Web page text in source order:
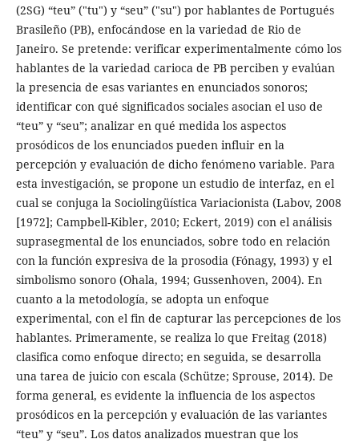
(2SG) “teu” ("tu") y “seu” ("su") por hablantes de Portugués
Brasileño (PB), enfocándose en la variedad de Rio de
Janeiro. Se pretende: verificar experimentalmente cómo los
hablantes de la variedad carioca de PB perciben y evalúan
la presencia de esas variantes en enunciados sonoros;
identificar con qué significados sociales asocian el uso de
“teu” y “seu”; analizar en qué medida los aspectos
prosódicos de los enunciados pueden influir en la
percepción y evaluación de dicho fenómeno variable. Para
esta investigación, se propone un estudio de interfaz, en el
cual se conjuga la Sociolingüística Variacionista (Labov, 2008
[1972]; Campbell-Kibler, 2010; Eckert, 2019) con el análisis
suprasegmental de los enunciados, sobre todo en relación
con la función expresiva de la prosodia (Fónagy, 1993) y el
simbolismo sonoro (Ohala, 1994; Gussenhoven, 2004). En
cuanto a la metodología, se adopta un enfoque
experimental, con el fin de capturar las percepciones de los
hablantes. Primeramente, se realiza lo que Freitag (2018)
clasifica como enfoque directo; en seguida, se desarrolla
una tarea de juicio con escala (Schütze; Sprouse, 2014). De
forma general, es evidente la influencia de los aspectos
prosódicos en la percepción y evaluación de las variantes
“teu” y “seu”. Los datos analizados muestran que los